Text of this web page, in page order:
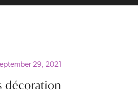
29, 2021
décoration